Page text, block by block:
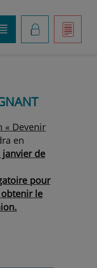
]
K
« Devenir
en
de
pour
le